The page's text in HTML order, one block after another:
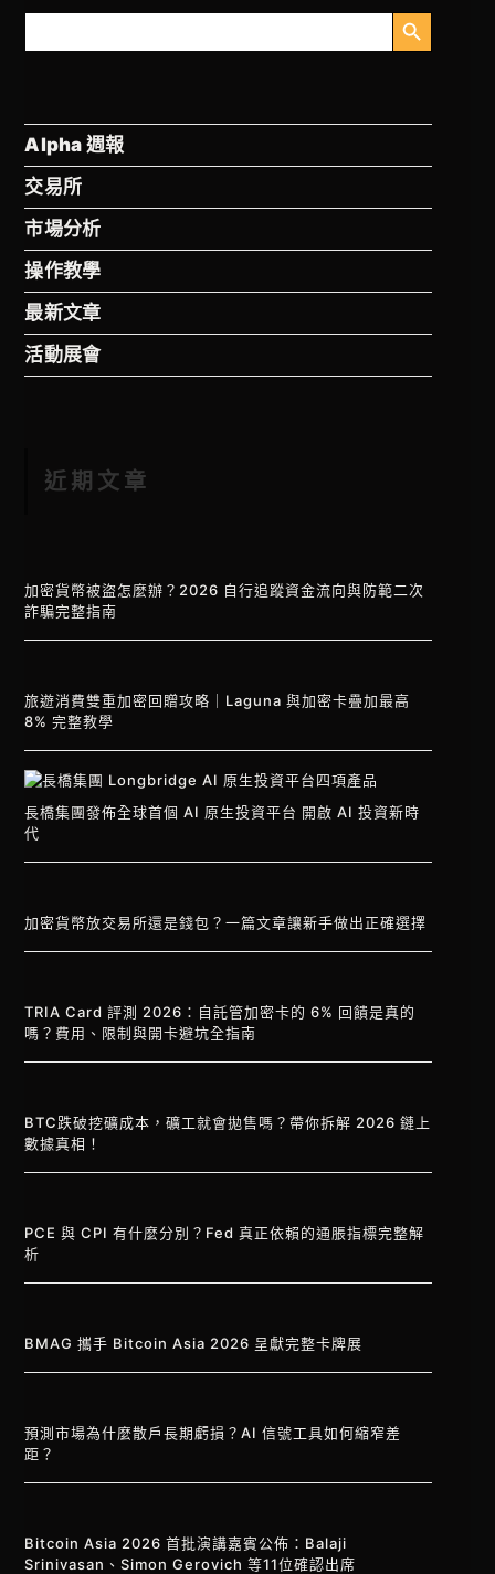
搜
搜尋按鈕
Alpha 週報
交易所
市場分析
操作教學
最新文章
活動展會
近期文章
加密貨幣被盜怎麼辦？2026 自行追蹤資金流向與防範二次
詐騙完整指南
旅遊消費雙重加密回贈攻略｜Laguna 與加密卡疊加最高
8% 完整教學
長橋集團發佈全球首個 AI 原生投資平台 開啟 AI 投資新時
代
加密貨幣放交易所還是錢包？一篇文章讓新手做出正確選擇
TRIA Card 評測 2026：自託管加密卡的 6% 回饋是真的
嗎？費用、限制與開卡避坑全指南
BTC跌破挖礦成本，礦工就會拋售嗎？帶你拆解 2026 鏈上
數據真相！
PCE 與 CPI 有什麼分別？Fed 真正依賴的通脹指標完整解
析
BMAG 攜手 Bitcoin Asia 2026 呈獻完整卡牌展
預測市場為什麼散戶長期虧損？AI 信號工具如何縮窄差
距？
Bitcoin Asia 2026 首批演講嘉賓公佈：Balaji
Srinivasan、Simon Gerovich 等11位確認出席